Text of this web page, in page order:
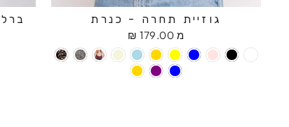
גוזיית תחרה - כנרת
מ 179.00 ₪